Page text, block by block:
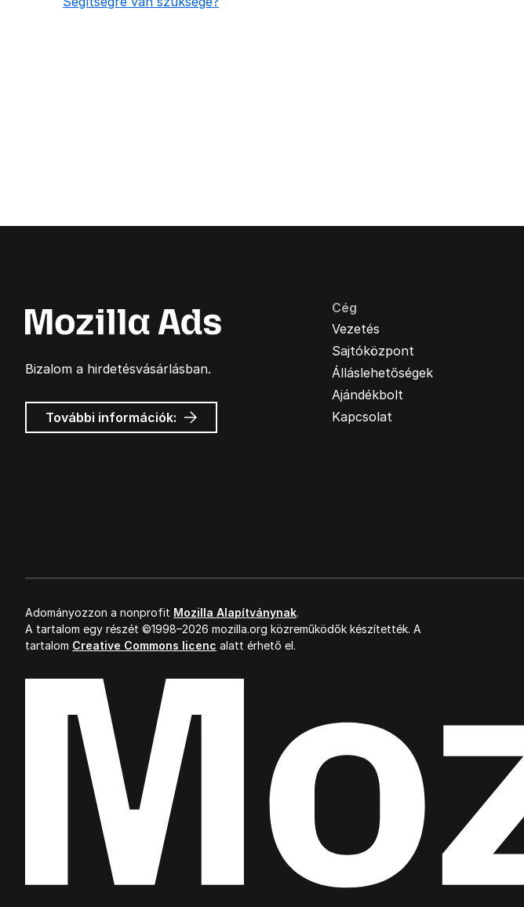
Bizalom a hirdetésvásárlásban.
További információk: Mozilla
hirdetések
Cég
Vezetés
Sajtóközpont
Álláslehetőségek
Ajándékbolt
Kapcsolat
Adományozzon a nonprofit Mozilla Alapítványnak.
A tartalom egy részét ©1998–2026 mozilla.org közreműködők készítették. A
tartalom Creative Commons licenc alatt érhető el.